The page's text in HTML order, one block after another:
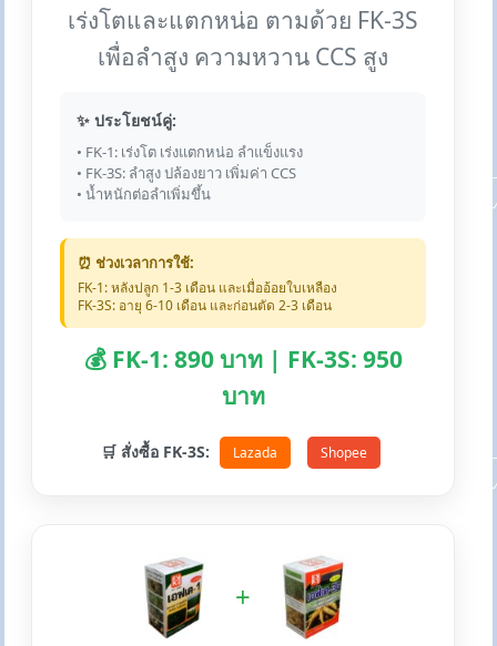
เร่งโตและแตกหน่อ ตามด้วย FK-3S
เพื่อลำสูง ความหวาน CCS สูง
✨ ประโยชน์คู่:
• FK-1: เร่งโต เร่งแตกหน่อ ลำแข็งแรง
• FK-3S: ลำสูง ปล้องยาว เพิ่มค่า CCS
• น้ำหนักต่อลำเพิ่มขึ้น
⏰ ช่วงเวลาการใช้:
FK-1: หลังปลูก 1-3 เดือน และเมื่ออ้อยใบเหลือง
FK-3S: อายุ 6-10 เดือน และก่อนตัด 2-3 เดือน
💰 FK-1: 890 บาท | FK-3S: 950
บาท
🛒 สั่งซื้อ FK-3S: Lazada Shopee
+